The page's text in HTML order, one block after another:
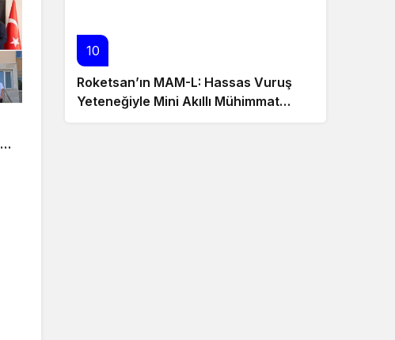
10
Roketsan’ın MAM-L: Hassas Vuruş
Yeteneğiyle Mini Akıllı Mühimmat…